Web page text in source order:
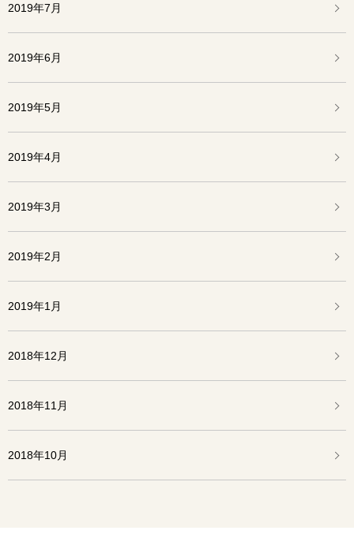
2019年7月
2019年6月
2019年5月
2019年4月
2019年3月
2019年2月
2019年1月
2018年12月
2018年11月
2018年10月